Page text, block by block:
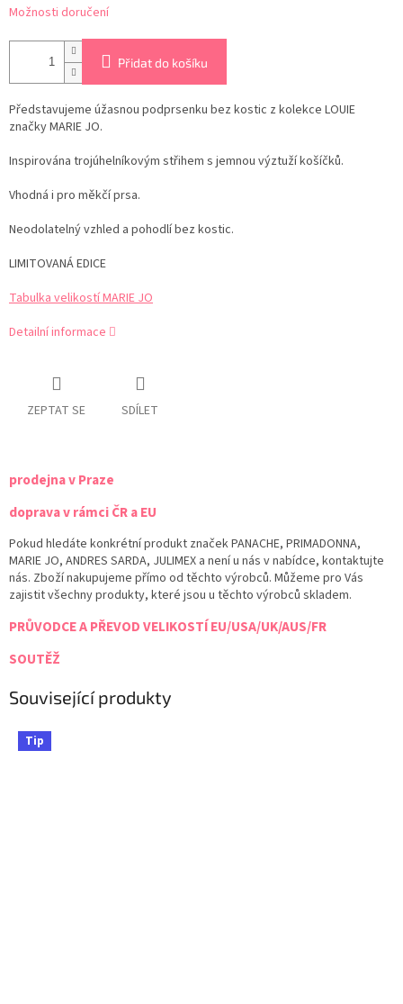
Možnosti doručení
Přidat do košíku
Představujeme úžasnou podprsenku bez kostic z kolekce LOUIE
značky MARIE JO.
Inspirována trojúhelníkovým střihem s jemnou výztuží košíčků.
Vhodná i pro měkčí prsa.
Neodolatelný vzhled a pohodlí bez kostic.
LIMITOVANÁ EDICE
Tabulka velikostí MARIE JO
Detailní informace
ZEPTAT SE SDÍLET
prodejna v Praze
doprava v rámci ČR a EU
Pokud hledáte konkrétní produkt značek PANACHE, PRIMADONNA,
MARIE JO, ANDRES SARDA, JULIMEX a není u nás v nabídce, kontaktujte
nás. Zboží nakupujeme přímo od těchto výrobců. Můžeme pro Vás
zajistit všechny produkty, které jsou u těchto výrobců skladem.
PRŮVODCE A PŘEVOD VELIKOSTÍ EU/USA/UK/AUS/FR
SOUTĚŽ
Související produkty
Tip